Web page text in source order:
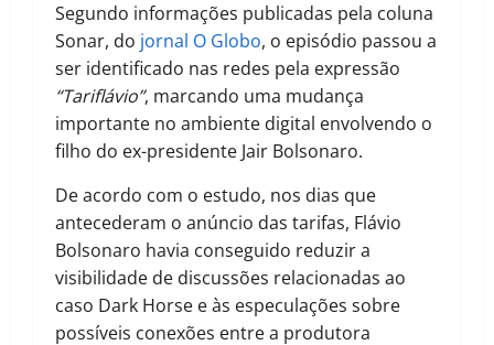
Segundo informações publicadas pela coluna
Sonar, do jornal O Globo, o episódio passou a
ser identificado nas redes pela expressão
“Tariflávio”, marcando uma mudança
importante no ambiente digital envolvendo o
filho do ex-presidente Jair Bolsonaro.
De acordo com o estudo, nos dias que
antecederam o anúncio das tarifas, Flávio
Bolsonaro havia conseguido reduzir a
visibilidade de discussões relacionadas ao
caso Dark Horse e às especulações sobre
possíveis conexões entre a produtora